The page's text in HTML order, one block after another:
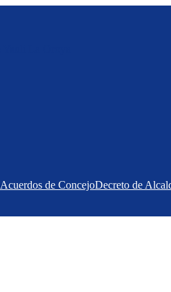
Acuerdos de ConcejoDecreto de